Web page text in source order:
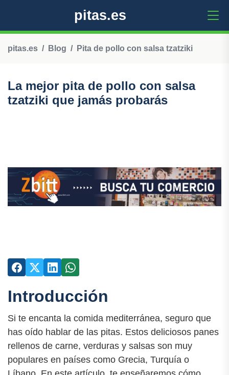
pitas.es
pitas.es Blog Pita de pollo con salsa tzatziki
La mejor pita de pollo con salsa
tzatziki que jamás probarás
Introducción
Si te encanta la comida mediterránea, seguro que
has oído hablar de las pitas. Estos deliciosos panes
rellenos de carne, verduras y salsas son muy
populares en países como Grecia, Turquía o